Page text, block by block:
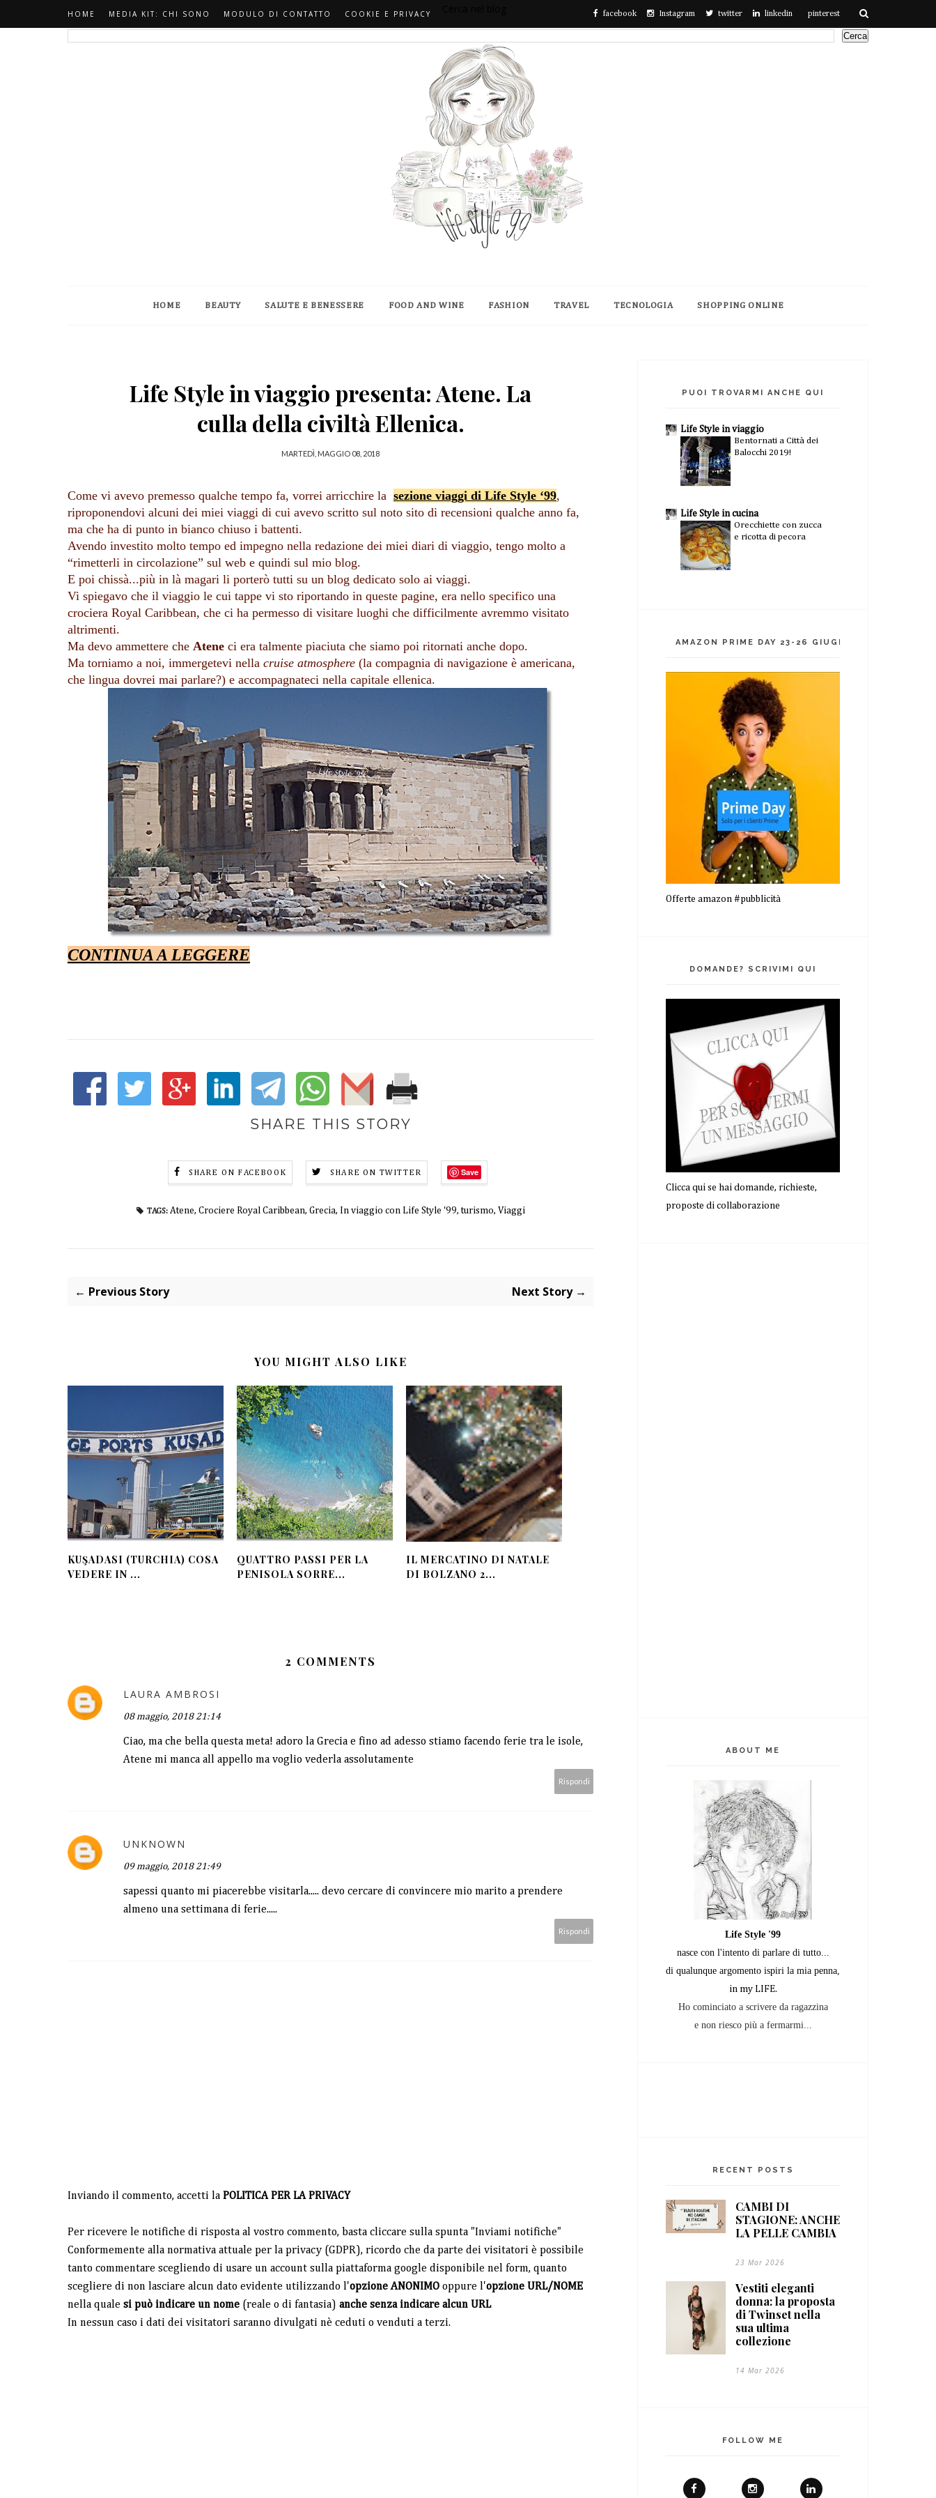
HOME MEDIA KIT: CHI SONO MODULO DI CONTATTO COOKIE E PRIVACY facebook Instagram twitter linkedin pinterest
HOME BEAUTY SALUTE E BENESSERE FOOD AND WINE FASHION TRAVEL TECNOLOGIA SHOPPING ONLINE
Life Style in viaggio presenta: Atene. La
culla della civiltà Ellenica.
MARTEDÌ, MAGGIO 08, 2018
Come vi avevo premesso qualche tempo fa, vorrei arricchire la sezione viaggi di Life Style ‘99,
riproponendovi alcuni dei miei viaggi di cui avevo scritto sul noto sito di recensioni qualche anno fa,
ma che ha di punto in bianco chiuso i battenti.
Avendo investito molto tempo ed impegno nella redazione dei miei diari di viaggio, tengo molto a
“rimetterli in circolazione” sul web e quindi sul mio blog.
E poi chissà...più in là magari li porterò tutti su un blog dedicato solo ai viaggi.
Vi spiegavo che il viaggio le cui tappe vi sto riportando in queste pagine, era nello specifico una
crociera Royal Caribbean, che ci ha permesso di visitare luoghi che difficilmente avremmo visitato
altrimenti.
Ma devo ammettere che Atene ci era talmente piaciuta che siamo poi ritornati anche dopo.
Ma torniamo a noi, immergetevi nella cruise atmosphere (la compagnia di navigazione è americana,
che lingua dovrei mai parlare?) e accompagnateci nella capitale ellenica.
CONTINUA A LEGGERE
SHARE THIS STORY
SHARE ON FACEBOOK SHARE ON TWITTER Save
TAGS: Atene, Crociere Royal Caribbean, Grecia, In viaggio con Life Style '99,turismo, Viaggi
← Previous Story Next Story →
YOU MIGHT ALSO LIKE
KUŞADASI (TURCHIA) COSA
VEDERE IN ...
QUATTRO PASSI PER LA
PENISOLA SORRE...
IL MERCATINO DI NATALE
DI BOLZANO 2...
2 COMMENTS
LAURA AMBROSI
08 maggio, 2018 21:14
Ciao, ma che bella questa meta! adoro la Grecia e fino ad adesso stiamo facendo ferie tra le isole,
Atene mi manca all appello ma voglio vederla assolutamente
Rispondi
UNKNOWN
09 maggio, 2018 21:49
sapessi quanto mi piacerebbe visitarla..... devo cercare di convincere mio marito a prendere
almeno una settimana di ferie.....
Rispondi
Inviando il commento, accetti la POLITICA PER LA PRIVACY
Per ricevere le notifiche di risposta al vostro commento, basta cliccare sulla spunta "Inviami notifiche"
Conformemente alla normativa attuale per la privacy (GDPR), ricordo che da parte dei visitatori è possibile
tanto commentare scegliendo di usare un account sulla piattaforma google disponibile nel form, quanto
scegliere di non lasciare alcun dato evidente utilizzando l'opzione ANONIMO oppure l'opzione URL/NOME
nella quale si può indicare un nome (reale o di fantasia) anche senza indicare alcun URL
In nessun caso i dati dei visitatori saranno divulgati nè ceduti o venduti a terzi.
PUOI TROVARMI ANCHE QUI
Life Style in viaggio
Bentornati a Città dei
Balocchi 2019!
Life Style in cucina
Orecchiette con zucca
e ricotta di pecora
AMAZON PRIME DAY 23-26 GIUGNO 2026!!!
Offerte amazon #pubblicità
DOMANDE? SCRIVIMI QUI
Clicca qui se hai domande, richieste,
proposte di collaborazione
ABOUT ME
Life Style '99
nasce con l'intento di parlare di tutto...
di qualunque argomento ispiri la mia penna,
in my LIFE.
Ho cominciato a scrivere da ragazzina
e non riesco più a fermarmi...
RECENT POSTS
CAMBI DI
STAGIONE: ANCHE
LA PELLE CAMBIA
23 Mar 2026
Vestiti eleganti
donna: la proposta
di Twinset nella
sua ultima
collezione
14 Mar 2026
FOLLOW ME